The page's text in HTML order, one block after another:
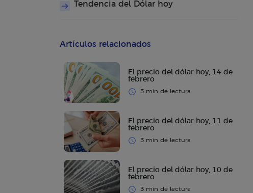
Tendencia del Dólar hoy
Artículos relacionados
El precio del dólar hoy, 14 de
febrero
3 min de lectura
El precio del dólar hoy, 11 de
febrero
3 min de lectura
El precio del dólar hoy, 10 de
febrero
3 min de lectura